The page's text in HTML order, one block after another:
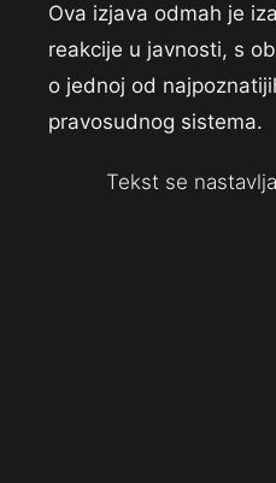
Ova izjava odmah je
reakcije u javnosti, s
o jednoj od
pravosudnog sistema.
Tekst se